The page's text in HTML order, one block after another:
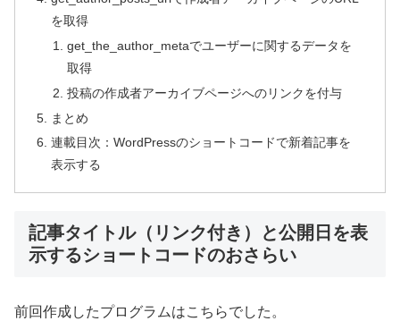
を取得
get_the_author_metaでユーザーに関するデータを
取得
投稿の作成者アーカイブページへのリンクを付与
まとめ
連載目次：WordPressのショートコードで新着記事を
表示する
記事タイトル（リンク付き）と公開日を表
示するショートコードのおさらい
前回作成したプログラムはこちらでした。